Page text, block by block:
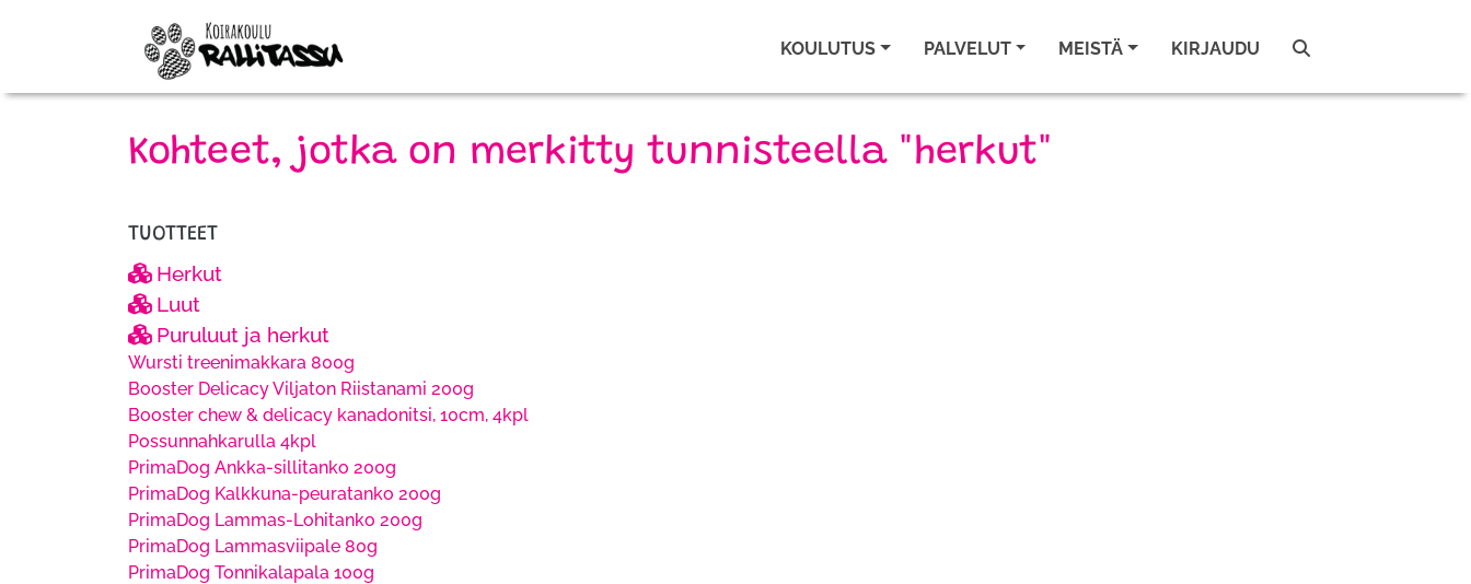
KOULUTUS PALVELUT MEISTÄ KIRJAUDU
Kohteet, jotka on merkitty tunnisteella "herkut"
TUOTTEET
Herkut
Luut
Puruluut ja herkut
Wursti treenimakkara 800g
Booster Delicacy Viljaton Riistanami 200g
Booster chew & delicacy kanadonitsi, 10cm, 4kpl
Possunnahkarulla 4kpl
PrimaDog Ankka-sillitanko 200g
PrimaDog Kalkkuna-peuratanko 200g
PrimaDog Lammas-Lohitanko 200g
PrimaDog Lammasviipale 80g
PrimaDog Tonnikalapala 100g